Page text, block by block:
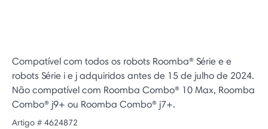
Compatível com todos os robots Roomba® Série e e
robots Série i e j adquiridos antes de 15 de julho de 2024.
Não compatível com Roomba Combo® 10 Max, Roomba
Combo® j9+ ou Roomba Combo® j7+.
Artigo # 4624872